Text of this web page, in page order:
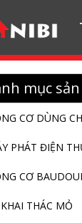
mục
CƠ DÙNG
PHÁT ĐIỆN
CƠ
THÁC MỎ